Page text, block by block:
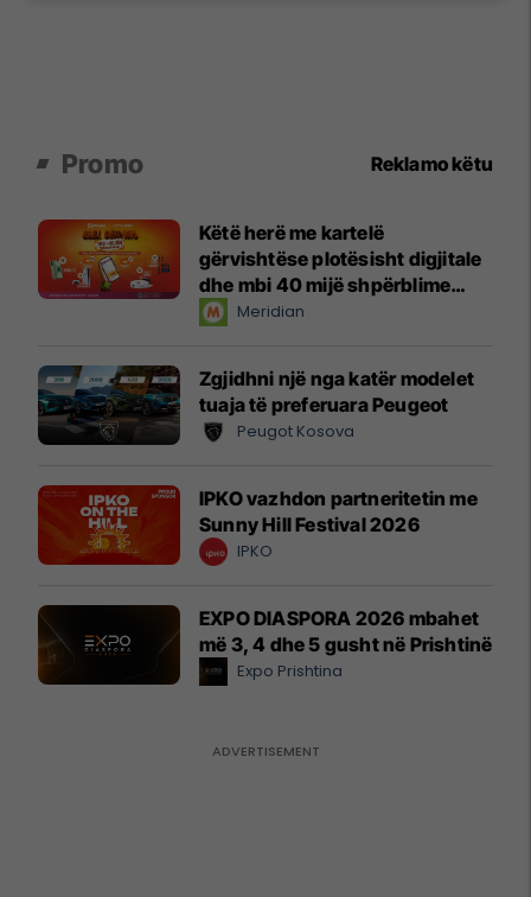
Promo Reklamo këtu
Këtë herë me kartelë
gërvishtëse plotësisht digjitale
dhe mbi 40 mijë shpërblime
instant!Meridian
Zgjidhni një nga katër modelet
tuaja të preferuara Peugeot
Peugot Kosova
IPKO vazhdon partneritetin me
Sunny Hill Festival 2026
IPKO
EXPO DIASPORA 2026 mbahet
më 3, 4 dhe 5 gusht në Prishtinë
Expo Prishtina